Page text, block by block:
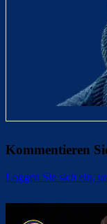
Kommentieren
Loggen Sie sich ein,